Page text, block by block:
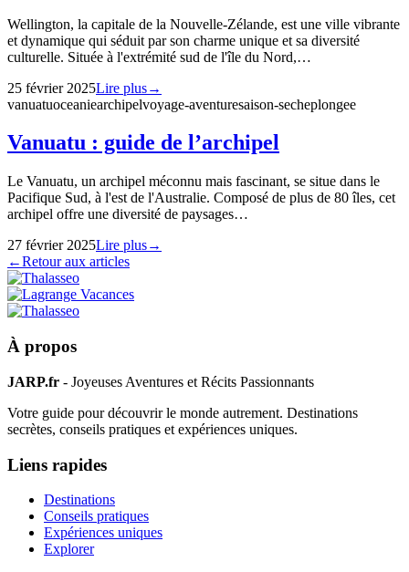
Wellington, la capitale de la Nouvelle-Zélande, est une ville vibrante
et dynamique qui séduit par son charme unique et sa diversité
culturelle. Située à l'extrémité sud de l'île du Nord,…
25 février 2025Lire plus→
vanuatuoceaniearchipelvoyage-aventuresaison-secheplongee
Vanuatu : guide de l’archipel
Le Vanuatu, un archipel méconnu mais fascinant, se situe dans le
Pacifique Sud, à l'est de l'Australie. Composé de plus de 80 îles, cet
archipel offre une diversité de paysages…
27 février 2025Lire plus→
←Retour aux articles
À propos
JARP.fr - Joyeuses Aventures et Récits Passionnants
Votre guide pour découvrir le monde autrement. Destinations
secrètes, conseils pratiques et expériences uniques.
Liens rapides
Destinations
Conseils pratiques
Expériences uniques
Explorer